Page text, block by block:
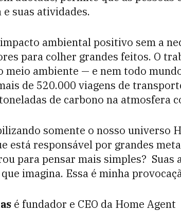
suas atividades.
ambiental positivo sem a
para colher grandes feitos. O
meio ambiente — e nem todo
de 520.000 viagens de
de carbono na atmosfera
somente o nosso universo
está responsável por grandes
para pensar mais simples? Suas
imagina. Essa é minha
é fundador e CEO da Home Agent